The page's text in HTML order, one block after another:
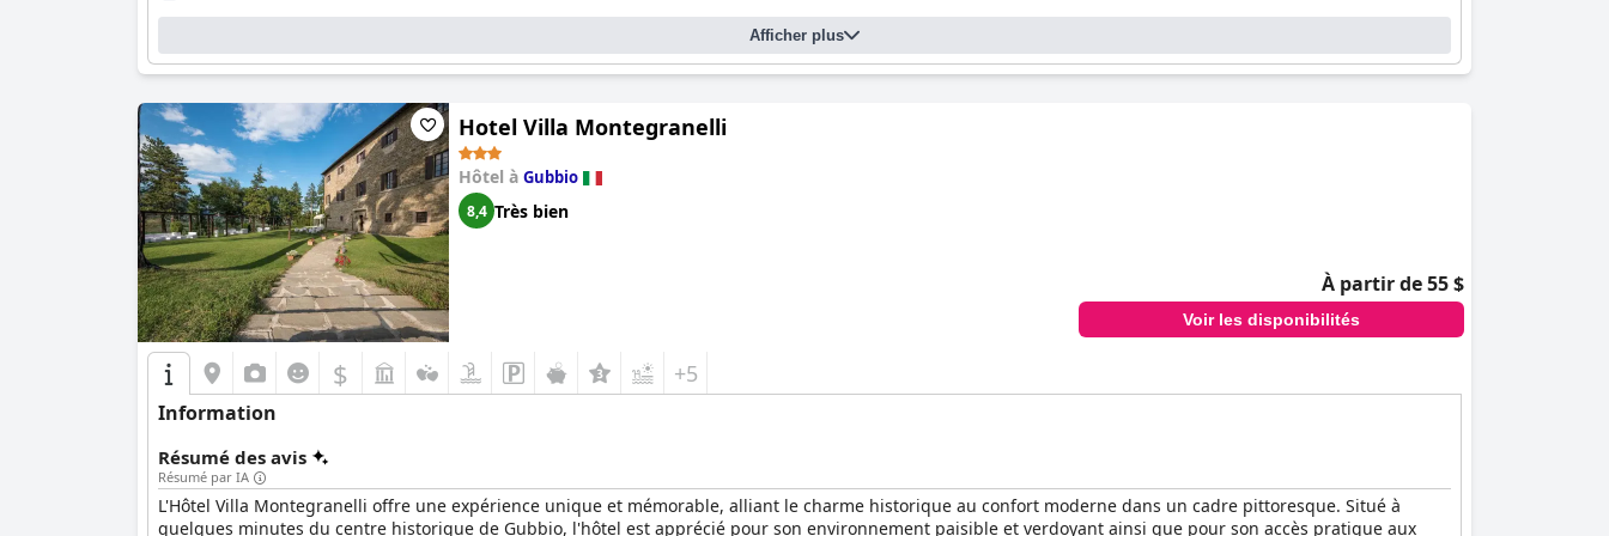
Afficher plus
Hotel Villa Montegranelli
Hôtel à Gubbio
8,4 Très bien
À partir de 55 $
Voir les disponibilités
$ +5
Information
Résumé des avis
Résumé par IA
L'Hôtel Villa Montegranelli offre une expérience unique et mémorable, alliant le charme historique au confort moderne dans un cadre pittoresque. Situé à
quelques minutes du centre historique de Gubbio, l'hôtel est apprécié pour son environnement paisible et verdoyant ainsi que pour son accès pratique aux